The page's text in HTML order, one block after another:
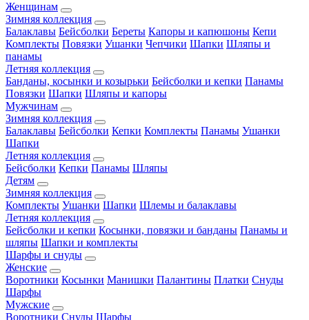
Женщинам
Зимняя коллекция
Балаклавы Бейсболки Береты Капоры и капюшоны Кепи
Комплекты Повязки Ушанки Чепчики Шапки Шляпы и
панамы
Летняя коллекция
Банданы, косынки и козырьки Бейсболки и кепки Панамы
Повязки Шапки Шляпы и капоры
Мужчинам
Зимняя коллекция
Балаклавы Бейсболки Кепки Комплекты Панамы Ушанки
Шапки
Летняя коллекция
Бейсболки Кепки Панамы Шляпы
Детям
Зимняя коллекция
Комплекты Ушанки Шапки Шлемы и балаклавы
Летняя коллекция
Бейсболки и кепки Косынки, повязки и банданы Панамы и
шляпы Шапки и комплекты
Шарфы и снуды
Женские
Воротники Косынки Манишки Палантины Платки Снуды
Шарфы
Мужские
Воротники Снуды Шарфы